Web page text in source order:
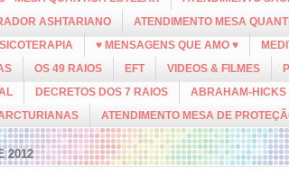
ASHTARIANO
ATENDIMENTO MESA
♥ MENSAGENS QUE AMO ♥
OS 49 RAIOS EFT VIDEOS & FILMES
DECRETOS DOS 7 RAIOS ABRAHAM-HICKS
ATENDIMENTO MESA DE
2012